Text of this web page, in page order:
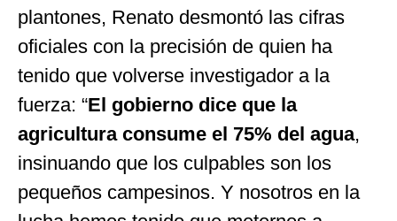
plantones, Renato desmontó las cifras
oficiales con la precisión de quien ha
tenido que volverse investigador a la
fuerza: “El gobierno dice que la
agricultura consume el 75% del agua,
insinuando que los culpables son los
pequeños campesinos. Y nosotros en la